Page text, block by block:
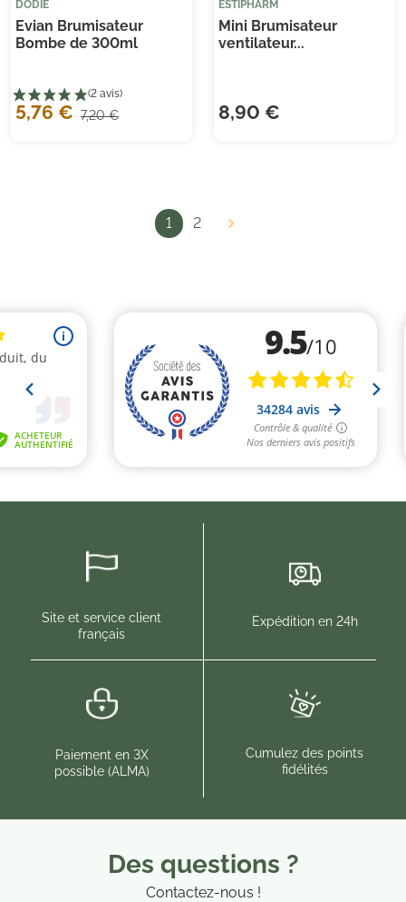
DODIE
Evian Brumisateur
Bombe de 300ml
5,76 € 7,20 €
ESTIPHARM
Mini Brumisateur
ventilateur...
8,90 €
1 2 
Site et service client
français
Expédition en 24h
Paiement en 3X
possible (ALMA)
Cumulez des points
fidélités
Des questions ?
Contactez-nous !